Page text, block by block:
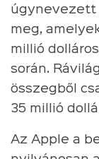
úgynevezett
meg,
millió
során.
összegből
35 millió
Az Apple a